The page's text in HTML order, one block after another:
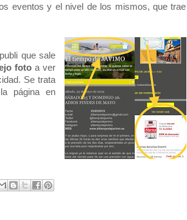
eventos y el nivel de los mismos, que trae
que sale
foto a ver
Se trata
página en